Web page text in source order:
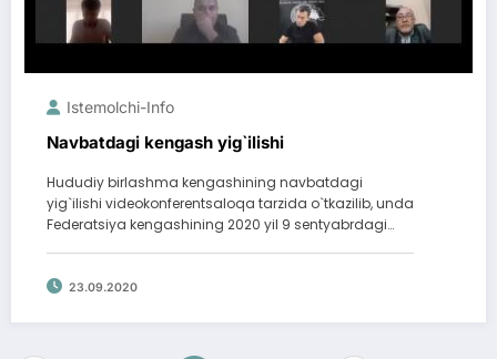
Istemolchi-Info
Navbatdagi kengash yig`ilishi
Hududiy birlashma kengashining navbatdagi
yig`ilishi videokonferentsaloqa tarzida o`tkazilib, unda
Federatsiya kengashining 2020 yil 9 sentyabrdagi…
23.09.2020